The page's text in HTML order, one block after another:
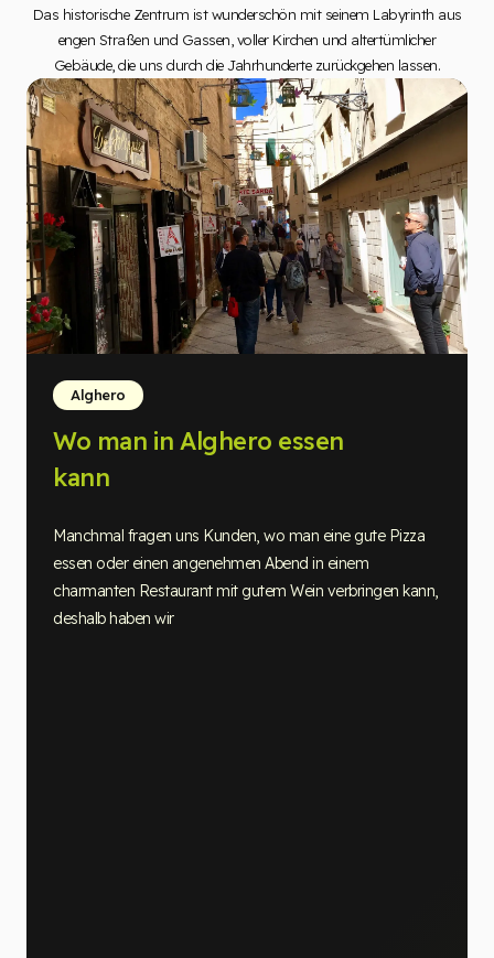
Das historische Zentrum ist wunderschön mit seinem Labyrinth aus
engen Straßen und Gassen, voller Kirchen und altertümlicher
Gebäude, die uns durch die Jahrhunderte zurückgehen lassen.
Alghero
Wo man in Alghero essen
kann
Manchmal fragen uns Kunden, wo man eine gute Pizza
essen oder einen angenehmen Abend in einem
charmanten Restaurant mit gutem Wein verbringen kann,
deshalb haben wir